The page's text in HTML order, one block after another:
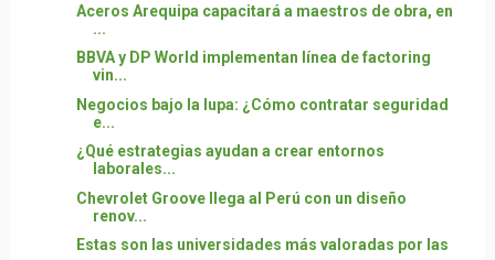
Aceros Arequipa capacitará a maestros de obra, en
...
BBVA y DP World implementan línea de factoring
vin...
Negocios bajo la lupa: ¿Cómo contratar seguridad
e...
¿Qué estrategias ayudan a crear entornos
laborales...
Chevrolet Groove llega al Perú con un diseño
renov...
Estas son las universidades más valoradas por las